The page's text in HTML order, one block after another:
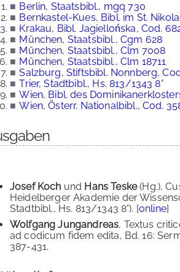
■ Berlin, Staatsbibl., mgq 730
■ Bernkastel-Kues, Bibl. im St.
■ Krakau, Bibl. Jagiellońska, Cod.
■ München, Staatsbibl., Cgm 628
■ München, Staatsbibl., Clm 7008
■ München, Staatsbibl., Clm 18711
■ Salzburg, Stiftsbibl. Nonnberg,
■ Trier, Stadtbibl., Hs. 813/1343 8°
■ Wien, Bibl. des
■ Wien, Österr. Nationalbibl., Cod.
Josef Koch und Hans Teske(Hg.),
Heidelberger Akademie der
Stadtbibl., Hs. 813/1343 8°). [online]
Wolfgang Jungandreas, Textus
ad codicum fidem edita, Bd. 16:
387-431.